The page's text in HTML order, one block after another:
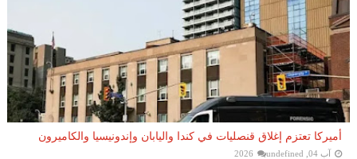
أميركا تعتزم إغلاق قنصليات في كندا واليابان وإندونيسيا والكاميرون
آب 04, 2026 undefined